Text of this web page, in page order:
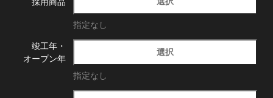
指定なし
竣工年・
オープン年
選択
指定なし